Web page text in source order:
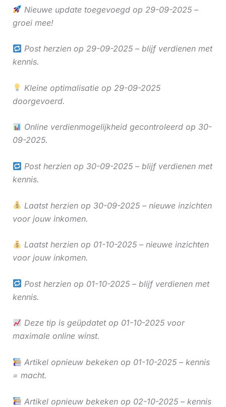
Nieuwe update toegevoegd op 29-09-2025 –
groei mee!
Post herzien op 29-09-2025 – blijf verdienen met
kennis.
Kleine optimalisatie op 29-09-2025
doorgevoerd.
Online verdienmogelijkheid gecontroleerd op 30-
09-2025.
Post herzien op 30-09-2025 – blijf verdienen met
kennis.
Laatst herzien op 30-09-2025 – nieuwe inzichten
voor jouw inkomen.
Laatst herzien op 01-10-2025 – nieuwe inzichten
voor jouw inkomen.
Post herzien op 01-10-2025 – blijf verdienen met
kennis.
Deze tip is geüpdatet op 01-10-2025 voor
maximale online winst.
Artikel opnieuw bekeken op 01-10-2025 – kennis
= macht.
Artikel opnieuw bekeken op 02-10-2025 – kennis